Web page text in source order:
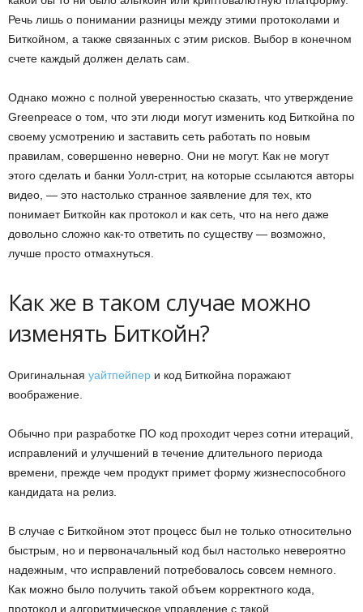
Речь лишь о понимании разницы между этими протоколами и
Биткойном, а также связанных с этим рисков. Выбор в конечном
счете каждый должен делать сам.
Однако можно с полной уверенностью сказать, что утверждение
Greenpeace о том, что эти люди могут изменить код Биткойна по
своему усмотрению и заставить сеть работать по новым
правилам, совершенно неверно. Они не могут. Как не могут
этого сделать и банки Уолл-стрит, на которые ссылаются авторы
видео, — это настолько странное заявление для тех, кто
понимает Биткойн как протокол и как сеть, что на него даже
довольно сложно как-то ответить по существу — возможно,
лучше просто отмахнуться.
Как же в таком случае можно
изменять Биткойн?
Оригинальная уайтпейпер и код Биткойна поражают
воображение.
Обычно при разработке ПО код проходит через сотни итераций,
исправлений и улучшений в течение длительного периода
времени, прежде чем продукт примет форму жизнеспособного
кандидата на релиз.
В случае с Биткойном этот процесс был не только относительно
быстрым, но и первоначальный код был настолько невероятно
надежным, что исправлений потребовалось совсем немного.
Как можно было получить такой объем корректного кода,
протокол и алгоритмическое управление с такой